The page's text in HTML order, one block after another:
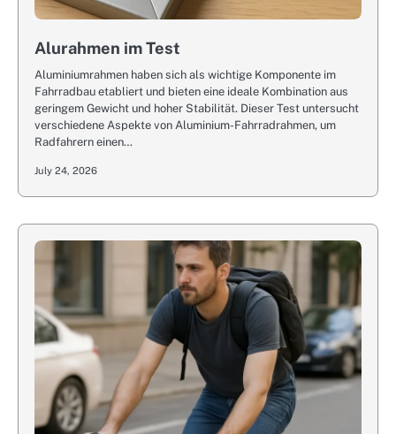
Alurahmen im Test
Aluminiumrahmen haben sich als wichtige Komponente im
Fahrradbau etabliert und bieten eine ideale Kombination aus
geringem Gewicht und hoher Stabilität. Dieser Test untersucht
verschiedene Aspekte von Aluminium-Fahrradrahmen, um
Radfahrern einen…
July 24, 2026